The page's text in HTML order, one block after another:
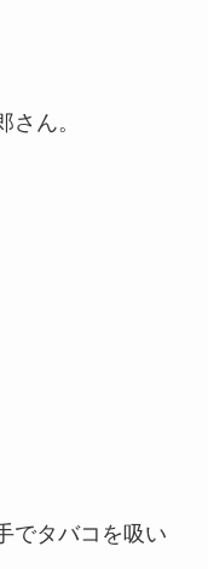
ん。
でタバコを吸い